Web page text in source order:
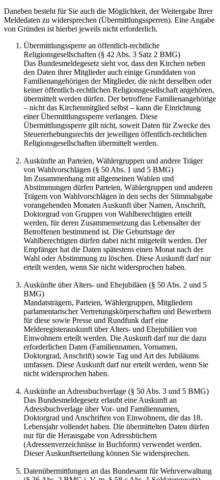
Daneben besteht für Sie auch die Möglichkeit, der Weitergabe Ihrer
Meldedaten zu widersprechen (Übermittlungssperren). Eine Angabe
von Gründen ist hierbei jeweils nicht erforderlich.
Übermittlungssperre an öffentlich-rechtliche
Religionsgesellschaften (§ 42 Abs. 3 Satz 2 BMG)
Das Bundesmeldegesetz sieht vor, dass den Kirchen neben
den Daten ihrer Mitglieder auch einige Grunddaten von
Familienangehörigen der Mitglieder, die nicht derselben oder
keiner öffentlich-rechtlichen Religionsgesellschaft angehören,
übermittelt werden dürfen. Der betroffene Familienangehörige
– nicht das Kirchenmitglied selbst – kann die Einrichtung
einer Übermittlungssperre verlangen. Diese
Übermittlungssperre gilt nicht, soweit Daten für Zwecke des
Steuererhebungsrechts der jeweiligen öffentlich-rechtlichen
Religionsgesellschaften übermittelt werden.
Auskünfte an Parteien, Wählergruppen und andere Träger
von Wahlvorschlägen (§ 50 Abs. 1 und 5 BMG)
Im Zusammenhang mit allgemeinen Wahlen und
Abstimmungen dürfen Parteien, Wählergruppen und anderen
Trägern von Wahlvorschlägen in den sechs der Stimmabgabe
vorangehenden Monaten Auskunft über Namen, Anschrift,
Doktorgrad von Gruppen von Wahlberechtigten erteilt
werden, für deren Zusammensetzung das Lebensalter der
Betroffenen bestimmend ist. Die Geburtstage der
Wahlberechtigten dürfen dabei nicht mitgeteilt werden. Der
Empfänger hat die Daten spätestens einen Monat nach der
Wahl oder Abstimmung zu löschen. Diese Auskunft darf nur
erteilt werden, wenn Sie nicht widersprochen haben.
Auskünfte über Alters- und Ehejubiläen (§ 50 Abs. 2 und 5
BMG)
Mandatsträgern, Parteien, Wählergruppen, Mitgliedern
parlamentarischer Vertretungskörperschaften und Bewerbern
für diese sowie Presse und Rundfunk darf eine
Melderegisterauskunft über Alters- und Ehejubiläen von
Einwohnern erteilt werden. Die Auskunft darf nur die dazu
erforderlichen Daten (Familiennamen, Vornamen,
Doktorgrad, Anschrift) sowie Tag und Art des Jubiläums
umfassen. Diese Auskunft darf nur erteilt werden, wenn Sie
nicht widersprochen haben.
Auskünfte an Adressbuchverlage (§ 50 Abs. 3 und 5 BMG)
Das Bundesmeldegesetz erlaubt eine Auskunft an
Adressbuchverlage über Vor- und Familiennamen,
Doktorgrad und Anschriften von Einwohnern, die das 18.
Lebensjahr vollendet haben. Die übermittelten Daten dürfen
nur für die Herausgabe von Adressbüchern
(Adressenverzeichnisse in Buchform) verwendet werden.
Dieser Auskunftserteilung können Sie widersprechen.
Datenübermittlungen an das Bundesamt für Wehrverwaltung